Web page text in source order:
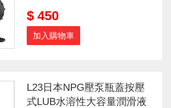
$ 450
加入購物車
L23日本NPG壓泵瓶蓋按壓
式LUB水溶性大容量潤滑液